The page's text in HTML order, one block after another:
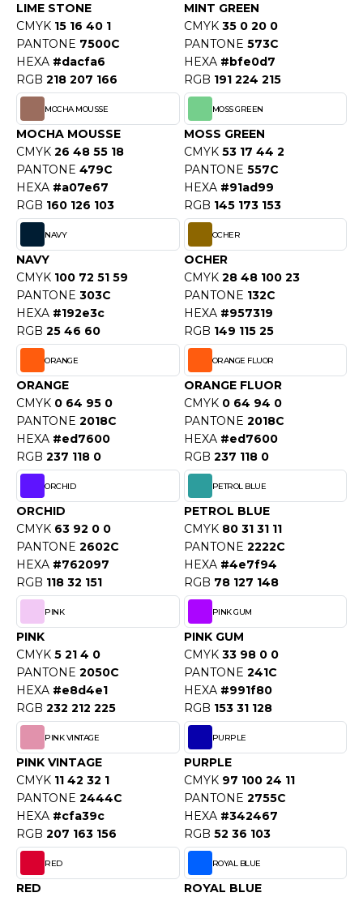
LIME STONE
CMYK 15 16 40 1
PANTONE 7500C
HEXA #dacfa6
RGB 218 207 166
MINT GREEN
CMYK 35 0 20 0
PANTONE 573C
HEXA #bfe0d7
RGB 191 224 215
MOCHA MOUSSE
MOCHA MOUSSE
CMYK 26 48 55 18
PANTONE 479C
HEXA #a07e67
RGB 160 126 103
MOSS GREEN
MOSS GREEN
CMYK 53 17 44 2
PANTONE 557C
HEXA #91ad99
RGB 145 173 153
NAVY
NAVY
CMYK 100 72 51 59
PANTONE 303C
HEXA #192e3c
RGB 25 46 60
OCHER
OCHER
CMYK 28 48 100 23
PANTONE 132C
HEXA #957319
RGB 149 115 25
ORANGE
ORANGE
CMYK 0 64 95 0
PANTONE 2018C
HEXA #ed7600
RGB 237 118 0
ORANGE FLUOR
ORANGE FLUOR
CMYK 0 64 94 0
PANTONE 2018C
HEXA #ed7600
RGB 237 118 0
ORCHID
ORCHID
CMYK 63 92 0 0
PANTONE 2602C
HEXA #762097
RGB 118 32 151
PETROL BLUE
PETROL BLUE
CMYK 80 31 31 11
PANTONE 2222C
HEXA #4e7f94
RGB 78 127 148
PINK
PINK
CMYK 5 21 4 0
PANTONE 2050C
HEXA #e8d4e1
RGB 232 212 225
PINK GUM
PINK GUM
CMYK 33 98 0 0
PANTONE 241C
HEXA #991f80
RGB 153 31 128
PINK VINTAGE
PINK VINTAGE
CMYK 11 42 32 1
PANTONE 2444C
HEXA #cfa39c
RGB 207 163 156
PURPLE
PURPLE
CMYK 97 100 24 11
PANTONE 2755C
HEXA #342467
RGB 52 36 103
RED
RED
ROYAL BLUE
ROYAL BLUE